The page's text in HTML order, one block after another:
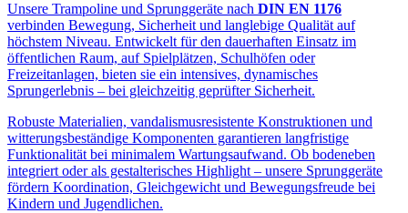
Unsere Trampoline und Sprunggeräte nach DIN EN 1176
verbinden Bewegung, Sicherheit und langlebige Qualität auf
höchstem Niveau. Entwickelt für den dauerhaften Einsatz im
öffentlichen Raum, auf Spielplätzen, Schulhöfen oder
Freizeitanlagen, bieten sie ein intensives, dynamisches
Sprungerlebnis – bei gleichzeitig geprüfter Sicherheit.
Robuste Materialien, vandalismusresistente Konstruktionen und
witterungsbeständige Komponenten garantieren langfristige
Funktionalität bei minimalem Wartungsaufwand. Ob bodeneben
integriert oder als gestalterisches Highlight – unsere Sprunggeräte
fördern Koordination, Gleichgewicht und Bewegungsfreude bei
Kindern und Jugendlichen.